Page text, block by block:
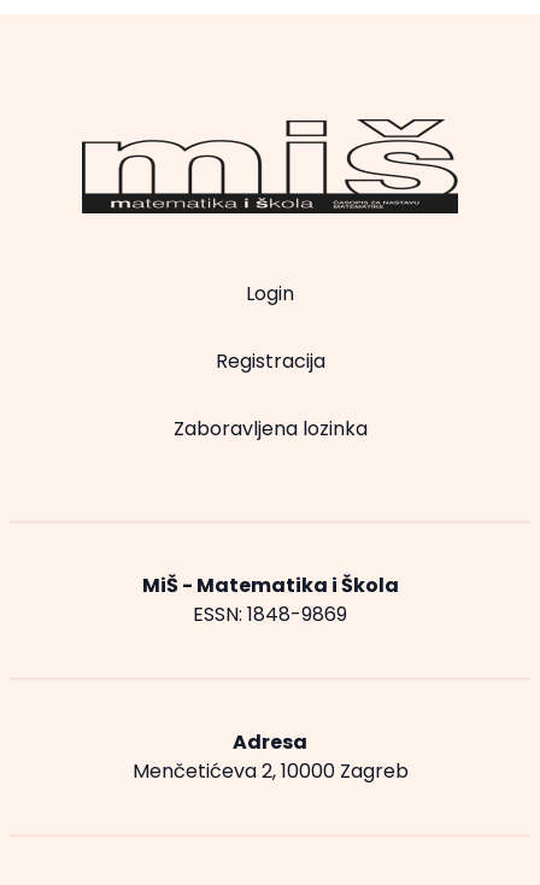
Login
Registracija
Zaboravljena lozinka
MiŠ - Matematika i Škola
ESSN: 1848-9869
Adresa
Menčetićeva 2, 10000 Zagreb